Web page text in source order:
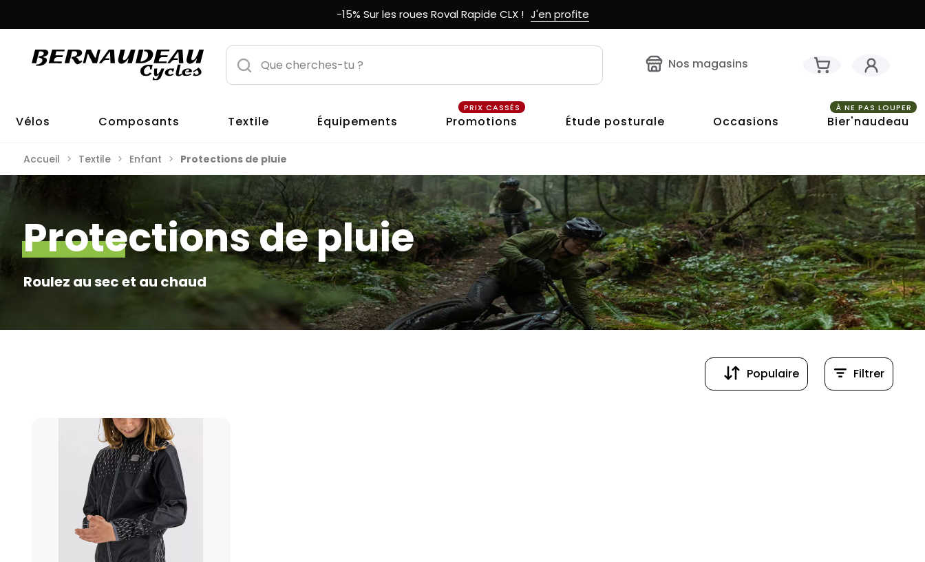
-15% Sur les roues Roval Rapide CLX ! J'en profite
Nos magasins
Vélos Composants Textile Équipements Promotions
PRIX CASSÉS
Étude posturale Occasions Bier'naudeau
À NE PAS LOUPER
Accueil Textile Enfant Protections de pluie
Protections de pluie
Roulez au sec et au chaud
Populaire Filtrer